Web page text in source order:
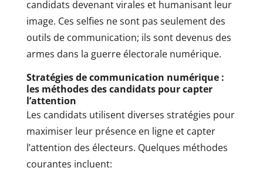
candidats devenant virales et humanisant leur
image. Ces selfies ne sont pas seulement des
outils de communication; ils sont devenus des
armes dans la guerre électorale numérique.
Stratégies de communication numérique :
les méthodes des candidats pour capter
l’attention
Les candidats utilisent diverses stratégies pour
maximiser leur présence en ligne et capter
l’attention des électeurs. Quelques méthodes
courantes incluent: